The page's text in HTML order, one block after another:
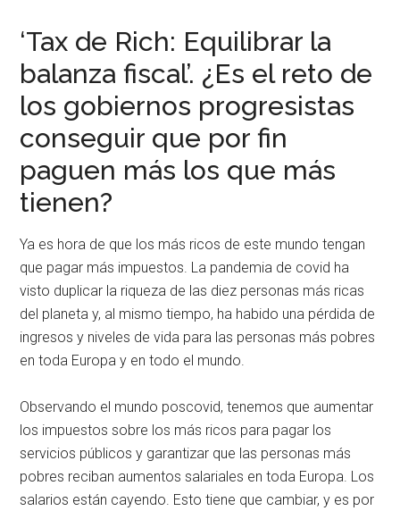
‘Tax de Rich: Equilibrar la
balanza fiscal’. ¿Es el reto de
los gobiernos progresistas
conseguir que por fin
paguen más los que más
tienen?
Ya es hora de que los más ricos de este mundo tengan
que pagar más impuestos. La pandemia de covid ha
visto duplicar la riqueza de las diez personas más ricas
del planeta y, al mismo tiempo, ha habido una pérdida de
ingresos y niveles de vida para las personas más pobres
en toda Europa y en todo el mundo.
Observando el mundo poscovid, tenemos que aumentar
los impuestos sobre los más ricos para pagar los
servicios públicos y garantizar que las personas más
pobres reciban aumentos salariales en toda Europa. Los
salarios están cayendo. Esto tiene que cambiar, y es por